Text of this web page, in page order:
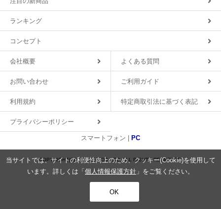
ランキング
コンセプト
会社概要 よくある質問
お問い合わせ ご利用ガイド
利用規約 特定商取引法に基づく表記
プライバシーポリシー
スマートフォン | PC
COPYRIGHT(C)2018 MDS CO.,LTD. ALL RIGHTS RESERVED.
当サイトでは、サイトの利便性向上のため、クッキー(Cookie)を使用して
います。詳しくは「 個人情報保護方針 」をご覧ください。
OK